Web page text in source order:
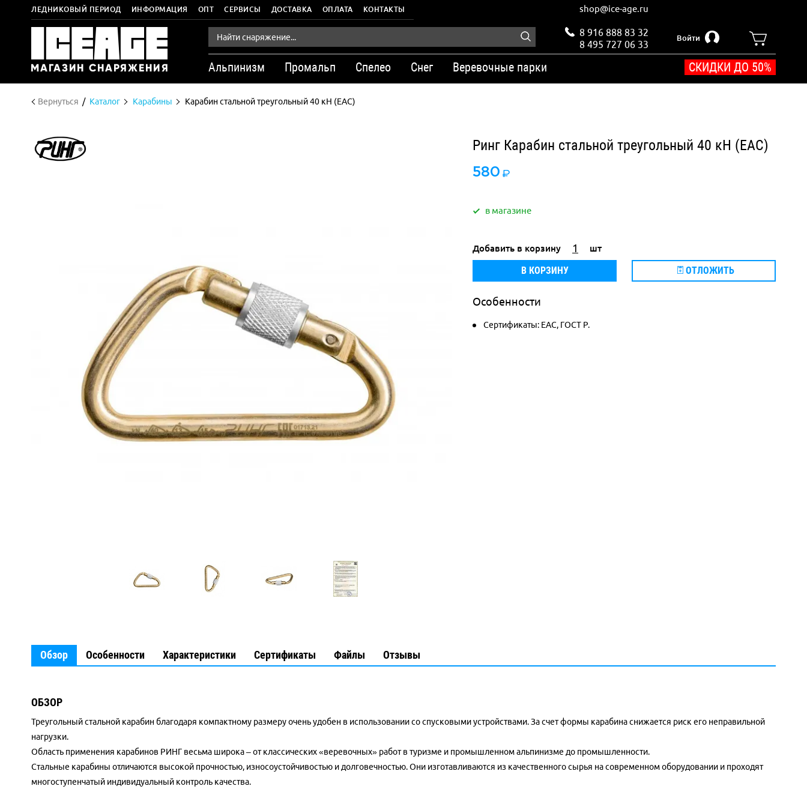
ЛЕДНИКОВЫЙ ПЕРИОД ИНФОРМАЦИЯ ОПТ СЕРВИСЫ ДОСТАВКА ОПЛАТА КОНТАКТЫ shop@ice-age.ru
8 916 888 83 32
8 495 727 06 33
Войти
Альпинизм Промальп Спелео Снег Веревочные парки СКИДКИ ДО 50%
Вернуться Каталог Карабины Карабин стальной треугольный 40 кН (ЕАС)
Ринг Карабин стальной треугольный 40 кН (ЕАС)
580
в магазине
Добавить в корзину шт
В КОРЗИНУ ОТЛОЖИТЬ
Особенности
Сертификаты: ЕАС, ГОСТ Р.
Обзор Особенности Характеристики Сертификаты Файлы Отзывы
ОБЗОР
Треугольный стальной карабин благодаря компактному размеру очень удобен в использовании со спусковыми устройствами. За счет формы карабина снижается риск его неправильной
нагрузки.
Область применения карабинов РИНГ весьма широка – от классических «веревочных» работ в туризме и промышленном альпинизме до промышленности.
Стальные карабины отличаются высокой прочностью, износоустойчивостью и долговечностью. Они изготавливаются из качественного сырья на современном оборудовании и проходят
многоступенчатый индивидуальный контроль качества.